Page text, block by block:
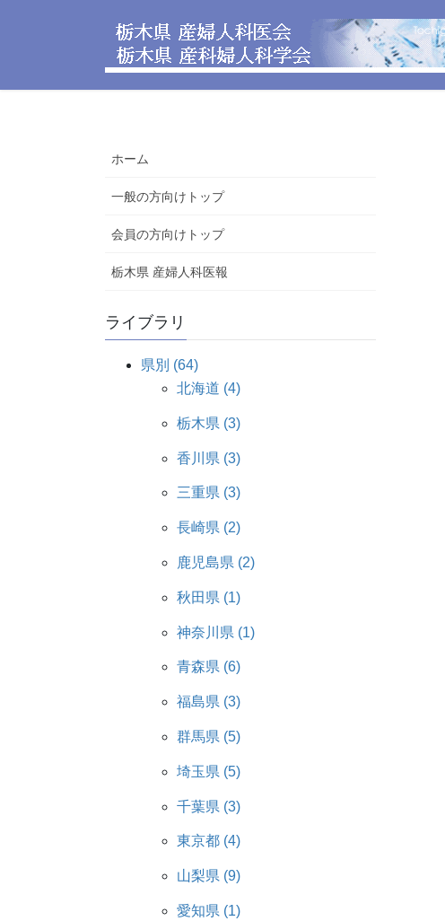
ホーム
一般の方向けトップ
会員の方向けトップ
栃木県 産婦人科医報
ライブラリ
県別 (64)
北海道 (4)
栃木県 (3)
香川県 (3)
三重県 (3)
長崎県 (2)
鹿児島県 (2)
秋田県 (1)
神奈川県 (1)
青森県 (6)
福島県 (3)
群馬県 (5)
埼玉県 (5)
千葉県 (3)
東京都 (4)
山梨県 (9)
愛知県 (1)